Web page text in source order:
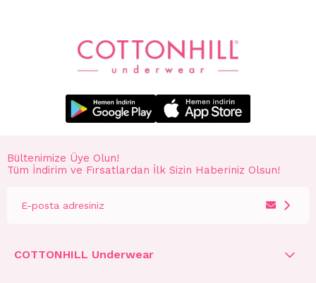
Bültenimize Üye Olun!
Tüm İndirim ve Fırsatlardan İlk Sizin Haberiniz Olsun!
COTTONHILL Underwear